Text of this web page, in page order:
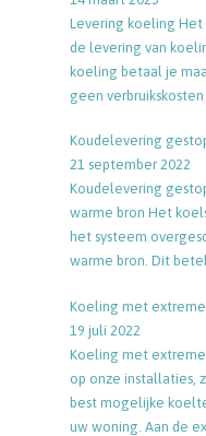
Levering koeling Het
de levering van
koeling betaal je
geen
Koudelevering
21 september 2022
Koudelevering
warme bron Het
het systeem
warme bron. Dit
Koeling met
19 juli 2022
Koeling met
op onze installaties,
best mogelijke
uw woning. Aan de